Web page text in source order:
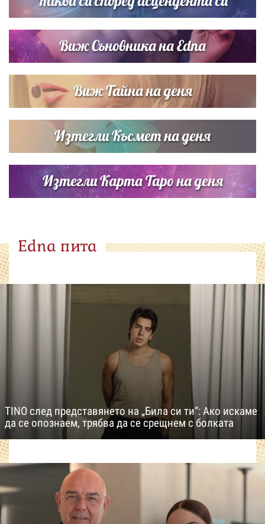
Виж Съновника на Edna
Виж Тайна на деня
Изтегли Късмет на деня
Изтегли Карта Таро на деня
Edna пита
TINO след представянето на „Била си ти“: Ако искаме
да се опознаем, трябва да се срещнем с болката